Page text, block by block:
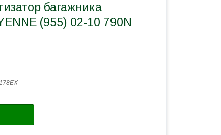
багажника
(955) 02-10 790N